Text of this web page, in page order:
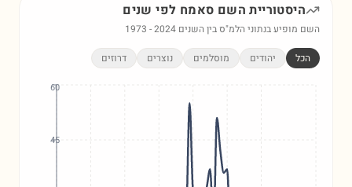
היסטוריית השם סאמח לפי שנים
השם מופיע בנתוני הלמ"ס בין השנים 1973 -2024
הכל יהודים מוסלמים נוצרים דרוזים
45
60